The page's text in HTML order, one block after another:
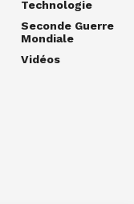
Technologie
Seconde Guerre
Mondiale
Vidéos